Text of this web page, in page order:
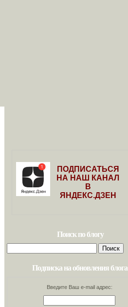
ПОДПИСАТЬСЯ
НА НАШ КАНАЛ
В
ЯНДЕКС.ДЗЕН
Поиск по блогу
Найти:
Подписка на обновления блога
Введите Ваш e-mail адрес: